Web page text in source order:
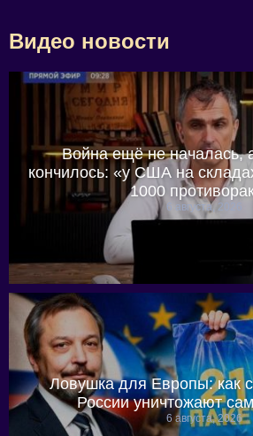
Видео новости
Война ещё не началась,
кончилось: «у США на
1000
6 августа, 2026
Ловушка для Европы: как
России уничтожают
6 августа, 2026